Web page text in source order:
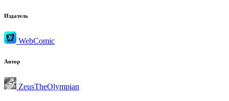
Издатель
WebComic
Автор
ZeusTheOlympian